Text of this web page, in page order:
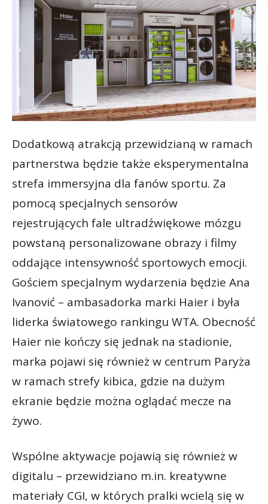
Dodatkową atrakcją przewidzianą w ramach
partnerstwa będzie także eksperymentalna
strefa immersyjna dla fanów sportu. Za
pomocą specjalnych sensorów
rejestrujących fale ultradźwiękowe mózgu
powstaną personalizowane obrazy i filmy
oddające intensywność sportowych emocji.
Gościem specjalnym wydarzenia będzie Ana
Ivanović – ambasadorka marki Haier i była
liderka światowego rankingu WTA. Obecność
Haier nie kończy się jednak na stadionie,
marka pojawi się również w centrum Paryża
w ramach strefy kibica, gdzie na dużym
ekranie będzie można oglądać mecze na
żywo.
Wspólne aktywacje pojawią się również w
digitalu – przewidziano m.in. kreatywne
materiały CGI, w których pralki wcielą się w